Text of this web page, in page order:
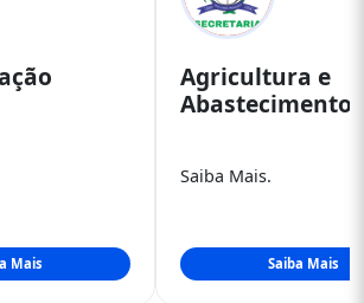
Agricultura e
Abastecimento
Saiba Mais.